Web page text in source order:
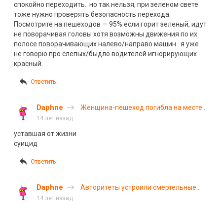
спокойно переходить.. но так нельзя, при зеленом свете
тоже нужно проверять безопасность перехода.
Посмотрите на пешеходов — 95% если горит зеленый, идут
не поворачивая головы хотя возможны движения по их
полосе поворачивающих налево/направо машин.. я уже
не говорю про слепых/быдло водителей игнорирующих
красный.
Ответить
Daphne
Женщина-пешеход погибла на месте
14 лет назад
уставшая от жизни
суицид
Ответить
Daphne
Авторитеты устроили смертельные
14 лет назад